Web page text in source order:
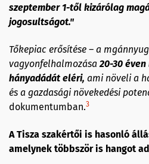
szeptember 1-től kizárólag
jogosultságot."
Tőkepiac erősítése – a
vagyonfelhalmozása 20-30
hányadádát eléri, ami növeli a
és a gazdasági növekedési
dokumentumban.3
A Tisza szakértői is hasonló
amelynek többször is hangot